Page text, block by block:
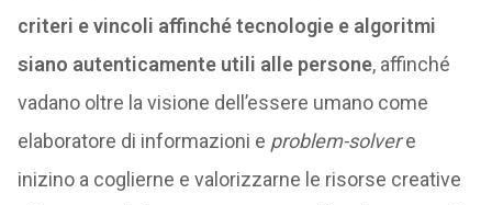
criteri e vincoli affinché tecnologie e algoritmi
siano autenticamente utili alle persone, affinché
vadano oltre la visione dell’essere umano come
elaboratore di informazioni e problem-solvere
inizino a coglierne e valorizzarne le risorse creative